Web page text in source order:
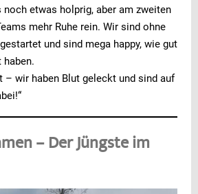
noch etwas holprig, aber am zweiten
mehr Ruhe rein. Wir sind ohne
und sind mega happy, wie gut
– wir haben Blut geleckt und sind auf
– Der Jüngste im